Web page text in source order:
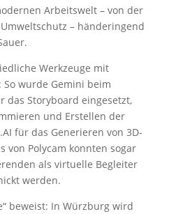
Arbeitswelt – von der
– händeringend
Werkzeuge mit
wurde Gemini beim
das Storyboard eingesetzt,
und Erstellen der
für das Generieren von 3D-
von Polycam konnten sogar
als virtuelle Begleiter
werden.
beweist: In Würzburg wird